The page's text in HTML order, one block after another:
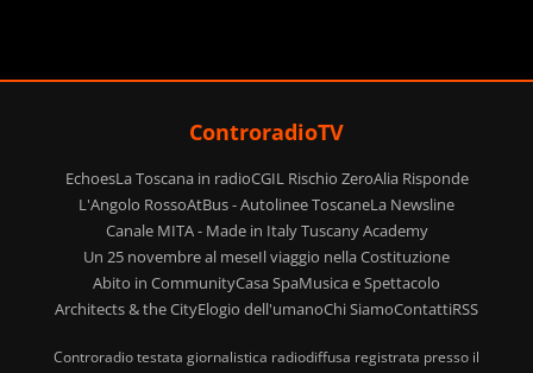
ControradioTV
EchoesLa Toscana in radioCGIL Rischio ZeroAlia Risponde
L'Angolo RossoAtBus - Autolinee ToscaneLa Newsline
Canale MITA - Made in Italy Tuscany Academy
Un 25 novembre al meseIl viaggio nella Costituzione
Abito in CommunityCasa SpaMusica e Spettacolo
Architects & the CityElogio dell'umanoChi SiamoContattiRSS
Controradio testata giornalistica radiodiffusa registrata presso il